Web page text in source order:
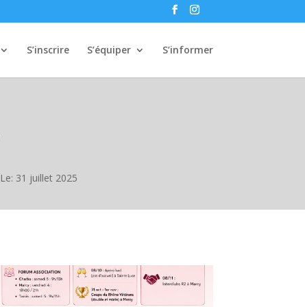
S’inscrire S’équiper S’informer
Le: 31 juillet 2025